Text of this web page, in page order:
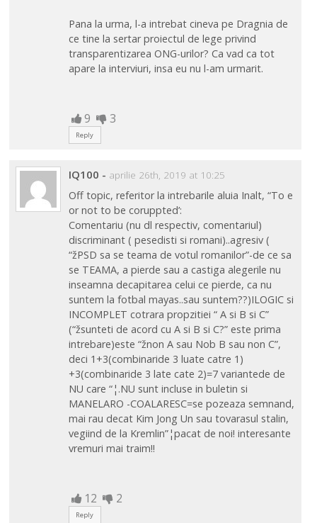
Pana la urma, l-a intrebat cineva pe Dragnia de
ce tine la sertar proiectul de lege privind
transparentizarea ONG-urilor? Ca vad ca tot
apare la interviuri, insa eu nu l-am urmarit.
9 3
Reply
IQ100 - aprilie 26th, 2019 at 10:25
Off topic, referitor la intrebarile aluia Inalt, “To e
or not to be coruppted’:
Comentariu (nu dl respectiv, comentariul)
discriminant ( pesedisti si romani)..agresiv (
“žPSD sa se teama de votul romanilor”-de ce sa
se TEAMA, a pierde sau a castiga alegerile nu
inseamna decapitarea celui ce pierde, ca nu
suntem la fotbal mayas..sau suntem??)ILOGIC si
INCOMPLET cotrara propzitiei “ A si B si C”
(“žsunteti de acord cu A si B si C?” este prima
intrebare)este “žnon A sau Nob B sau non C”,
deci 1+3(combinaride 3 luate catre 1)
+3(combinaride 3 late cate 2)=7 variantede de
NU care “¦.NU sunt incluse in buletin si
MANELARO -COALARESC=se pozeaza semnand,
mai rau decat Kim Jong Un sau tovarasul stalin,
vegiind de la Kremlin”¦pacat de noi! interesante
vremuri mai traim!!
12 2
Reply